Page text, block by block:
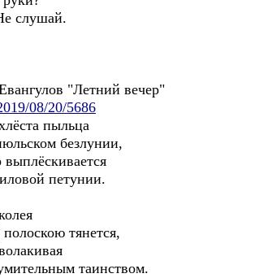
слушай.
"Летний вечер"
08/20/5686
пыльца
безлунии,
петунии.
тянется,
таинством.